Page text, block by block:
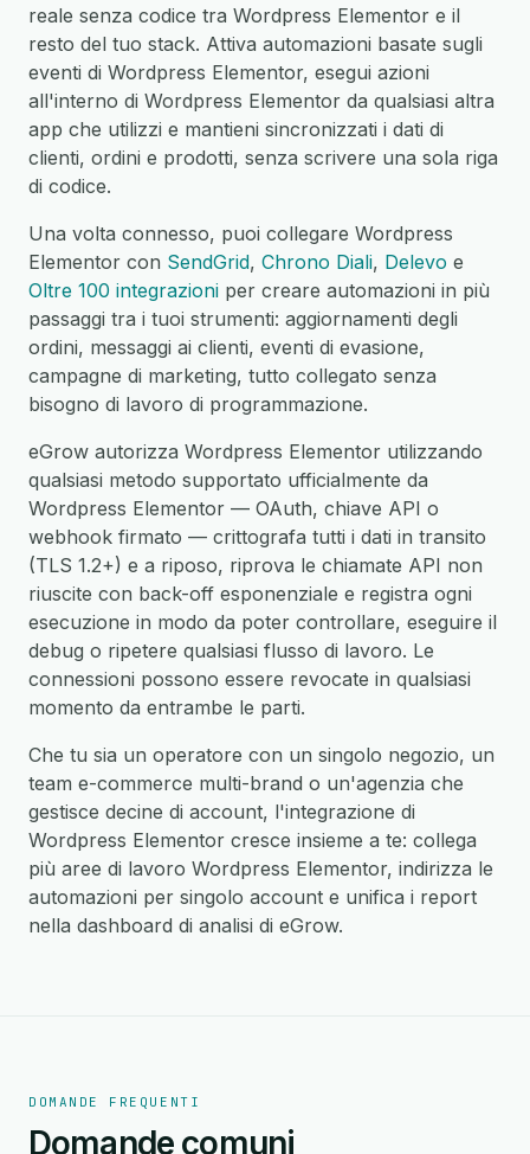
reale senza codice tra Wordpress Elementor e il
resto del tuo stack. Attiva automazioni basate sugli
eventi di Wordpress Elementor, esegui azioni
all'interno di Wordpress Elementor da qualsiasi altra
app che utilizzi e mantieni sincronizzati i dati di
clienti, ordini e prodotti, senza scrivere una sola riga
di codice.
Una volta connesso, puoi collegare Wordpress
Elementor con SendGrid, Chrono Diali, Delevo e
Oltre 100 integrazioni per creare automazioni in più
passaggi tra i tuoi strumenti: aggiornamenti degli
ordini, messaggi ai clienti, eventi di evasione,
campagne di marketing, tutto collegato senza
bisogno di lavoro di programmazione.
eGrow autorizza Wordpress Elementor utilizzando
qualsiasi metodo supportato ufficialmente da
Wordpress Elementor — OAuth, chiave API o
webhook firmato — crittografa tutti i dati in transito
(TLS 1.2+) e a riposo, riprova le chiamate API non
riuscite con back-off esponenziale e registra ogni
esecuzione in modo da poter controllare, eseguire il
debug o ripetere qualsiasi flusso di lavoro. Le
connessioni possono essere revocate in qualsiasi
momento da entrambe le parti.
Che tu sia un operatore con un singolo negozio, un
team e-commerce multi-brand o un'agenzia che
gestisce decine di account, l'integrazione di
Wordpress Elementor cresce insieme a te: collega
più aree di lavoro Wordpress Elementor, indirizza le
automazioni per singolo account e unifica i report
nella dashboard di analisi di eGrow.
DOMANDE FREQUENTI
Domande comuni